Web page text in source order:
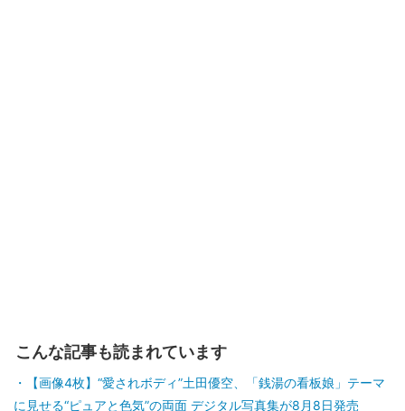
こんな記事も読まれています
【画像4枚】“愛されボディ”土田優空、「銭湯の看板娘」テーマ
に見せる“ピュアと色気”の両面 デジタル写真集が8月8日発売